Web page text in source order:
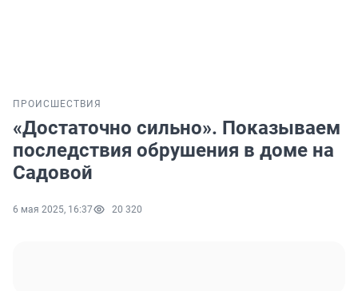
ПРОИСШЕСТВИЯ
«Достаточно сильно». Показываем
последствия обрушения в доме на
Садовой
6 мая 2025, 16:37 20 320